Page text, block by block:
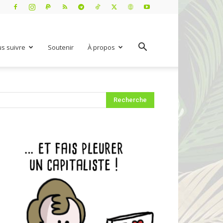
suivre Soutenir À propos